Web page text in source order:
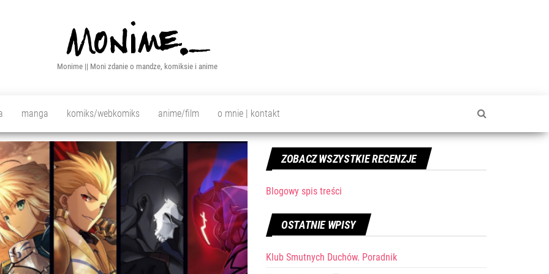
Monime || Moni zdanie o mandze, komiksie i anime
manga komiks/webkomiks anime/film o mnie | kontakt
ZOBACZ WSZYSTKIE RECENZJE
Blogowy spis treści
OSTATNIE WPISY
Klub Smutnych Duchów. Poradnik